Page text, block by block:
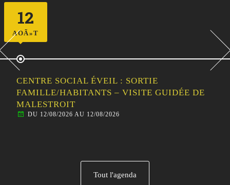
12
AOÃ»T
CENTRE SOCIAL ÉVEIL : SORTIE
FAMILLE/HABITANTS – VISITE GUIDÉE DE
MALESTROIT
DU 12/08/2026 AU 12/08/2026
Tout l'agenda